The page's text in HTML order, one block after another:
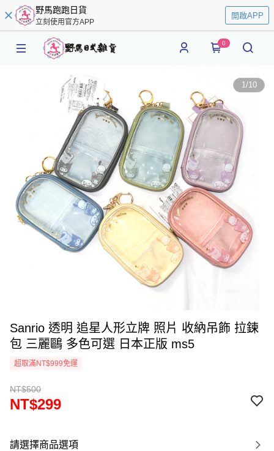
野馬跑跑日貨
立刻使用官方APP
開啟APP
0
1/10
Sanrio 透明 追星人形立牌 照片 收納吊飾 拉鍊
包 三麗鷗 多色可選 日本正版 ms5
超取滿NT$999免運
NT$500
NT$299
請選擇商品選項